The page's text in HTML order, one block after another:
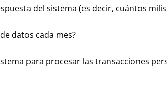
del sistema (es decir, cuántos
datos cada mes?
para procesar las transacciones